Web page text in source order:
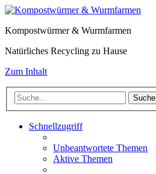
Kompostwürmer & Wurmfarmen
Natürliches Recycling zu Hause
Zum Inhalt
Suche
Schnellzugriff
Unbeantwortete Themen
Aktive Themen